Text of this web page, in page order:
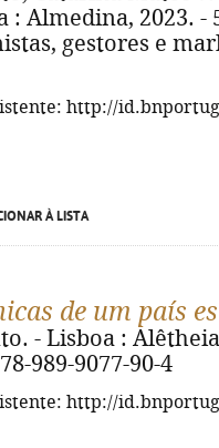
: Almedina, 2023. -
gestores e
http://
À LISTA
de um país
- Lisboa :
989-9077-90-4
http://